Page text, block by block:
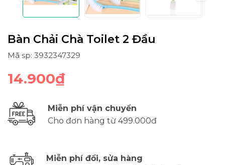
Bàn Chải Chà Toilet 2 Đầu
Mã sp: 3932347329
14.900₫
Miễn phí vận chuyển
Cho đơn hàng từ 499.000đ
Miễn phí đổi, sửa hàng